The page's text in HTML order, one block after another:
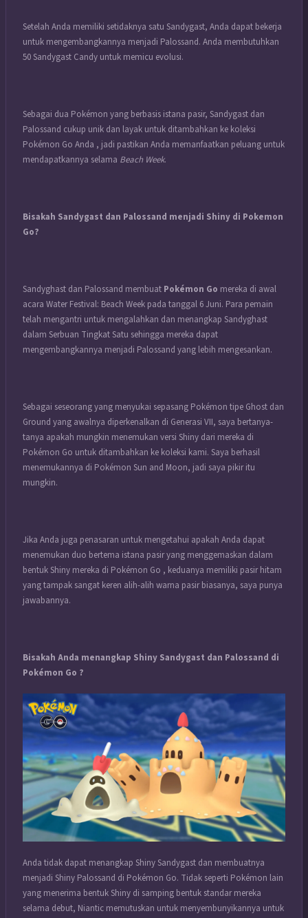
Setelah Anda memiliki setidaknya satu Sandygast, Anda dapat bekerja
untuk mengembangkannya menjadi Palossand. Anda membutuhkan
50 Sandygast Candy untuk memicu evolusi.
Sebagai dua Pokémon yang berbasis istana pasir, Sandygast dan
Palossand cukup unik dan layak untuk ditambahkan ke koleksi
Pokémon Go Anda , jadi pastikan Anda memanfaatkan peluang untuk
mendapatkannya selama Beach Week.
Bisakah Sandygast dan Palossand menjadi Shiny di Pokemon
Go?
Sandyghast dan Palossand membuat Pokémon Go mereka di awal
acara Water Festival: Beach Week pada tanggal 6 Juni. Para pemain
telah mengantri untuk mengalahkan dan menangkap Sandyghast
dalam Serbuan Tingkat Satu sehingga mereka dapat
mengembangkannya menjadi Palossand yang lebih mengesankan.
Sebagai seseorang yang menyukai sepasang Pokémon tipe Ghost dan
Ground yang awalnya diperkenalkan di Generasi VII, saya bertanya-
tanya apakah mungkin menemukan versi Shiny dari mereka di
Pokémon Go untuk ditambahkan ke koleksi kami. Saya berhasil
menemukannya di Pokémon Sun and Moon, jadi saya pikir itu
mungkin.
Jika Anda juga penasaran untuk mengetahui apakah Anda dapat
menemukan duo bertema istana pasir yang menggemaskan dalam
bentuk Shiny mereka di Pokémon Go , keduanya memiliki pasir hitam
yang tampak sangat keren alih-alih warna pasir biasanya, saya punya
jawabannya.
Bisakah Anda menangkap Shiny Sandygast dan Palossand di
Pokémon Go ?
Anda tidak dapat menangkap Shiny Sandygast dan membuatnya
menjadi Shiny Palossand di Pokémon Go. Tidak seperti Pokémon lain
yang menerima bentuk Shiny di samping bentuk standar mereka
selama debut, Niantic memutuskan untuk menyembunyikannya untuk